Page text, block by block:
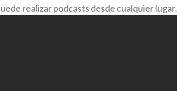
realizar podcasts desde cualquier lugar.